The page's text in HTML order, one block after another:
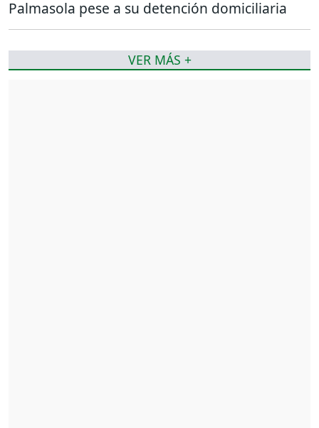
Palmasola pese a su detención domiciliaria
VER MÁS +